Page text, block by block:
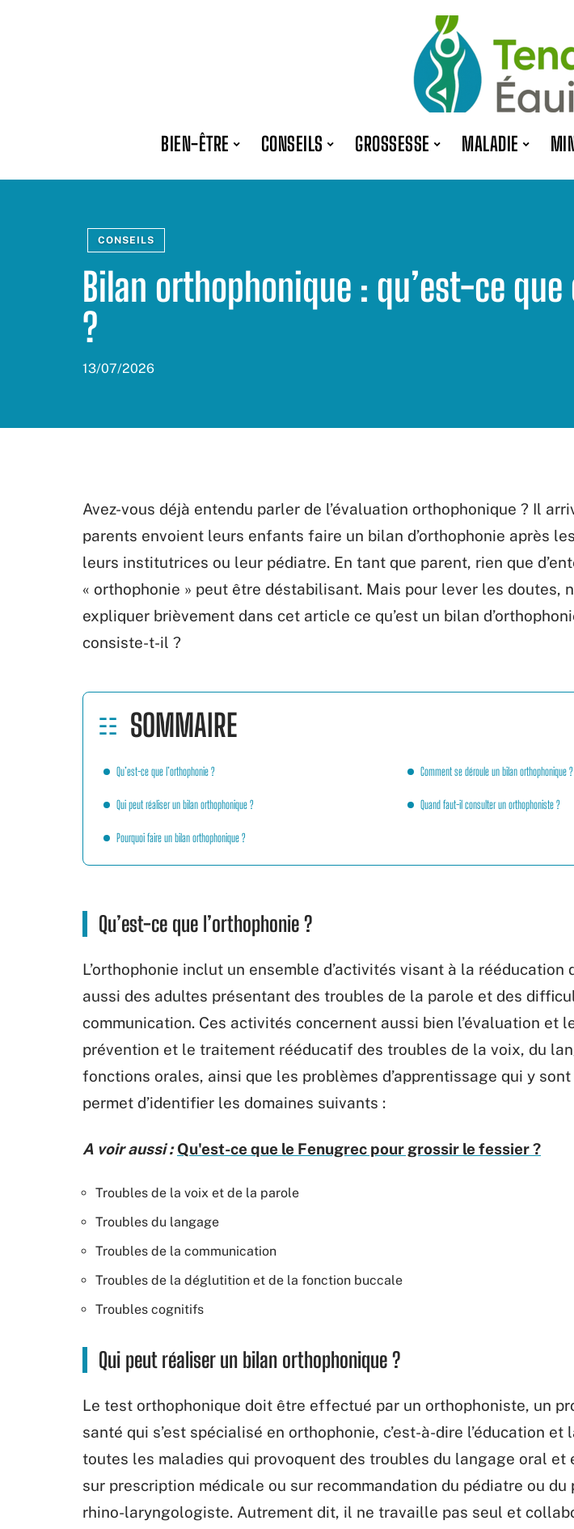
BIEN-ÊTRE CONSEILS GROSSESSE MALADIE
CONSEILS
Bilan orthophonique : qu’est-ce que
?
13/07/2026
Avez-vous déjà entendu parler de l’évaluation orthophonique ? Il
parents envoient leurs enfants faire un bilan d’orthophonie après
leurs institutrices ou leur pédiatre. En tant que parent, rien que
« orthophonie » peut être déstabilisant. Mais pour lever les doutes,
expliquer brièvement dans cet article ce qu’est un bilan
consiste-t-il ?
SOMMAIRE
Qu’est-ce que l’orthophonie ?
Qui peut réaliser un bilan orthophonique ?
Pourquoi faire un bilan orthophonique ?
Comment se déroule un bilan orthophonique ?
Quand faut-il consulter un orthophoniste ?
Qu’est-ce que l’orthophonie ?
L’orthophonie inclut un ensemble d’activités visant à la rééducation
aussi des adultes présentant des troubles de la parole et des
communication. Ces activités concernent aussi bien l’évaluation et
prévention et le traitement rééducatif des troubles de la voix, du
fonctions orales, ainsi que les problèmes d’apprentissage qui y sont
permet d’identifier les domaines suivants :
A voir aussi : Qu'est-ce que le Fenugrec pour grossir le fessier ?
Troubles de la voix et de la parole
Troubles du langage
Troubles de la communication
Troubles de la déglutition et de la fonction buccale
Troubles cognitifs
Qui peut réaliser un bilan orthophonique ?
Le test orthophonique doit être effectué par un orthophoniste, un
santé qui s’est spécialisé en orthophonie, c’est-à-dire l’éducation et
toutes les maladies qui provoquent des troubles du langage oral et
sur prescription médicale ou sur recommandation du pédiatre ou du
rhino-laryngologiste. Autrement dit, il ne travaille pas seul et